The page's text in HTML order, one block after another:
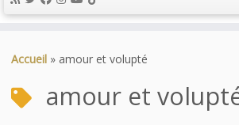
auAccueil » amour et volupté
amour et